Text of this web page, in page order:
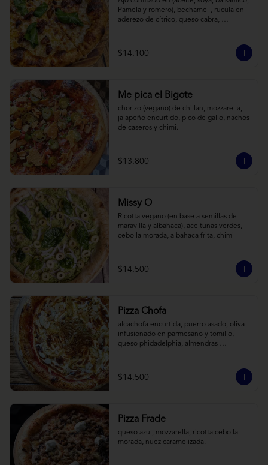
Pamela y romero), bechamel , rucula en
aderezo de cítrico, queso cabra,
$14.100
Me pica el Bigote
chorizo (vegano) de chillan, mozzarella,
jalapeño encurtido, pico de gallo, nachos
de caseros y chimi.
$13.800
Missy O
Ricotta vegano (en base a semillas de
maravilla y albahaca), aceitunas verdes,
cebolla morada, albahaca frita, chimi
$14.500
Pizza Chofa
alcachofa encurtida, puerro asado, oliva
infusionado en parmesano y tomillo,
queso phidadelphia, almendras
$14.500
Pizza Frade
queso azul, mozzarella, ricotta cebolla
morada, nuez caramelizada.